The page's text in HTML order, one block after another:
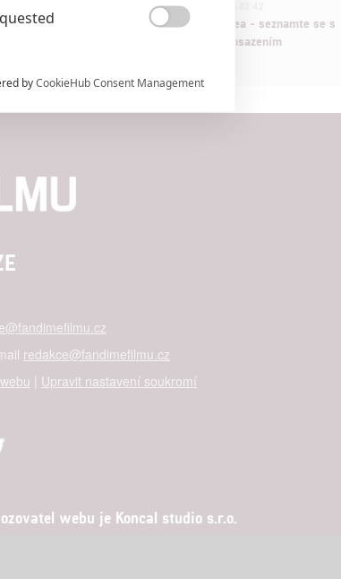
ČLÁNEK | 30.07.2026 03:42
Velké preview: Odyssea - seznamte se s
maximálně nabitým obsazením
redakce@fandimefilmu.cz
| Upravit nastavení soukromí
webu je Koncal studio s.r.o.
155 00, Praha 5

measurement
research,
Deliver and present
byCookieHub Consent Management